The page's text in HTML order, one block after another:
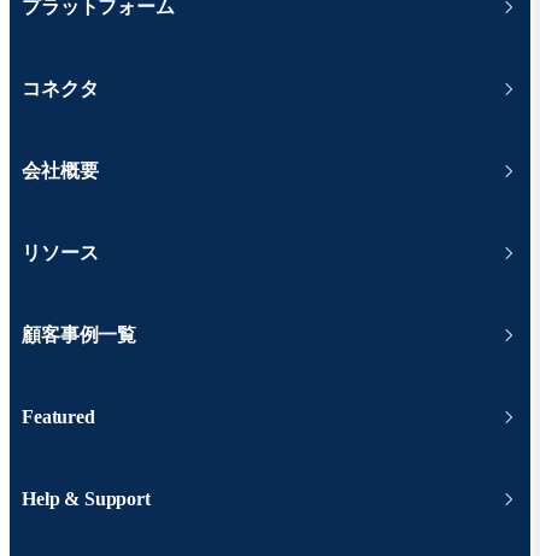
プラットフォーム
コネクタ
会社概要
リソース
顧客事例一覧
Featured
Help & Support